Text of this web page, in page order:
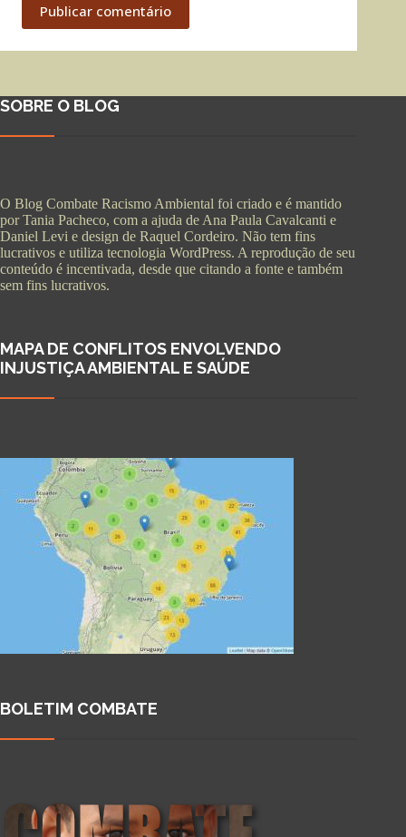
Publicar comentário
SOBRE O BLOG
O Blog Combate Racismo Ambiental foi criado e é mantido
por Tania Pacheco, com a ajuda de Ana Paula Cavalcanti e
Daniel Levi e design de Raquel Cordeiro. Não tem fins
lucrativos e utiliza tecnologia WordPress. A reprodução de seu
conteúdo é incentivada, desde que citando a fonte e também
sem fins lucrativos.
MAPA DE CONFLITOS ENVOLVENDO
INJUSTIÇA AMBIENTAL E SAÚDE
BOLETIM COMBATE